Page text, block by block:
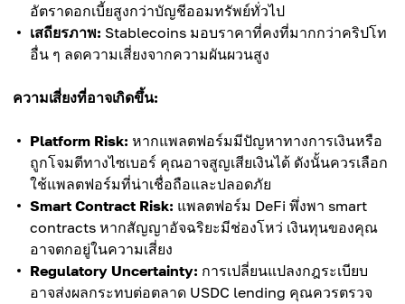
อัตราดอกเบี้ยสูงกว่าบัญชีออมทรัพย์ทั่วไป
เสถียรภาพ: Stablecoins มอบราคาที่คงที่มากกว่าคริปโท
อื่น ๆ ลดความเสี่ยงจากความผันผวนสูง
ความเสี่ยงที่อาจเกิดขึ้น:
Platform Risk: หากแพลตฟอร์มมีปัญหาทางการเงินหรือ
ถูกโจมตีทางไซเบอร์ คุณอาจสูญเสียเงินได้ ดังนั้นควรเลือก
ใช้แพลตฟอร์มที่น่าเชื่อถือและปลอดภัย
Smart Contract Risk: แพลตฟอร์ม DeFi พึ่งพา smart
contracts หากสัญญาอัจฉริยะมีช่องโหว่ เงินทุนของคุณ
อาจตกอยู่ในความเสี่ยง
Regulatory Uncertainty: การเปลี่ยนแปลงกฎระเบียบ
อาจส่งผลกระทบต่อตลาด USDC lending คุณควรตรวจ